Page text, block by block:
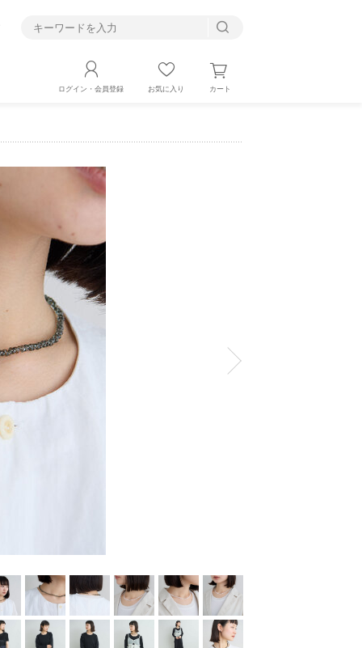
ログイン・会員登録 お気に入り カート